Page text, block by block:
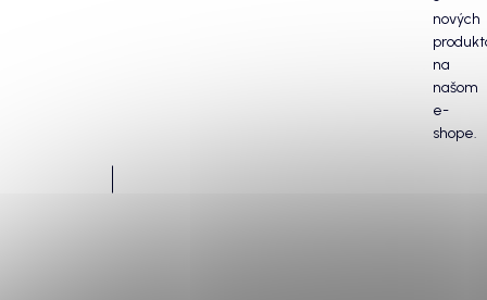
nových
na
našom
e-
shope.